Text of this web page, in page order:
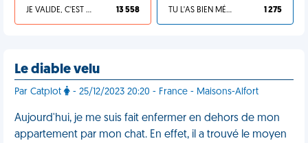
JE VALIDE, C'EST UNE VDM 13 558 TU L'AS BIEN MÉRITÉ 1 275
Le diable velu
Par Catplot - 25/12/2023 20:20 - France - Maisons-Alfort
Aujourd'hui, je me suis fait enfermer en dehors de mon
appartement par mon chat. En effet, il a trouvé le moyen